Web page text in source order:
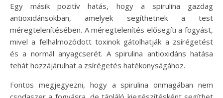
Egy másik pozitív hatás, hogy a spirulina gazdag
antioxidánsokban, amelyek segíthetnek a test
méregtelenítésében. A méregtelenítés elősegíti a fogyást,
mivel a felhalmozódott toxinok gátolhatják a zsírégetést
és a normál anyagcserét. A spirulina antioxidáns hatása
tehát hozzájárulhat a zsírégetés hatékonyságához.
Fontos megjegyezni, hogy a spirulina önmagában nem